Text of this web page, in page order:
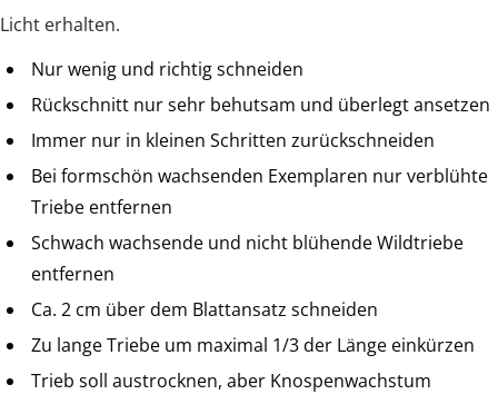
Licht erhalten.
Nur wenig und richtig schneiden
Rückschnitt nur sehr behutsam und überlegt ansetzen
Immer nur in kleinen Schritten zurückschneiden
Bei formschön wachsenden Exemplaren nur verblühte
Triebe entfernen
Schwach wachsende und nicht blühende Wildtriebe
entfernen
Ca. 2 cm über dem Blattansatz schneiden
Zu lange Triebe um maximal 1/3 der Länge einkürzen
Trieb soll austrocknen, aber Knospenwachstum